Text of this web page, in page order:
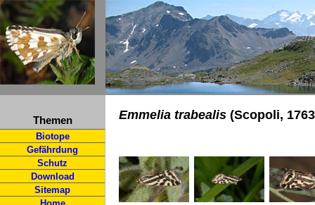
Themen
Biotope
Gefährdung
Schutz
Download
Sitemap
Emmelia trabealis (Scopoli,